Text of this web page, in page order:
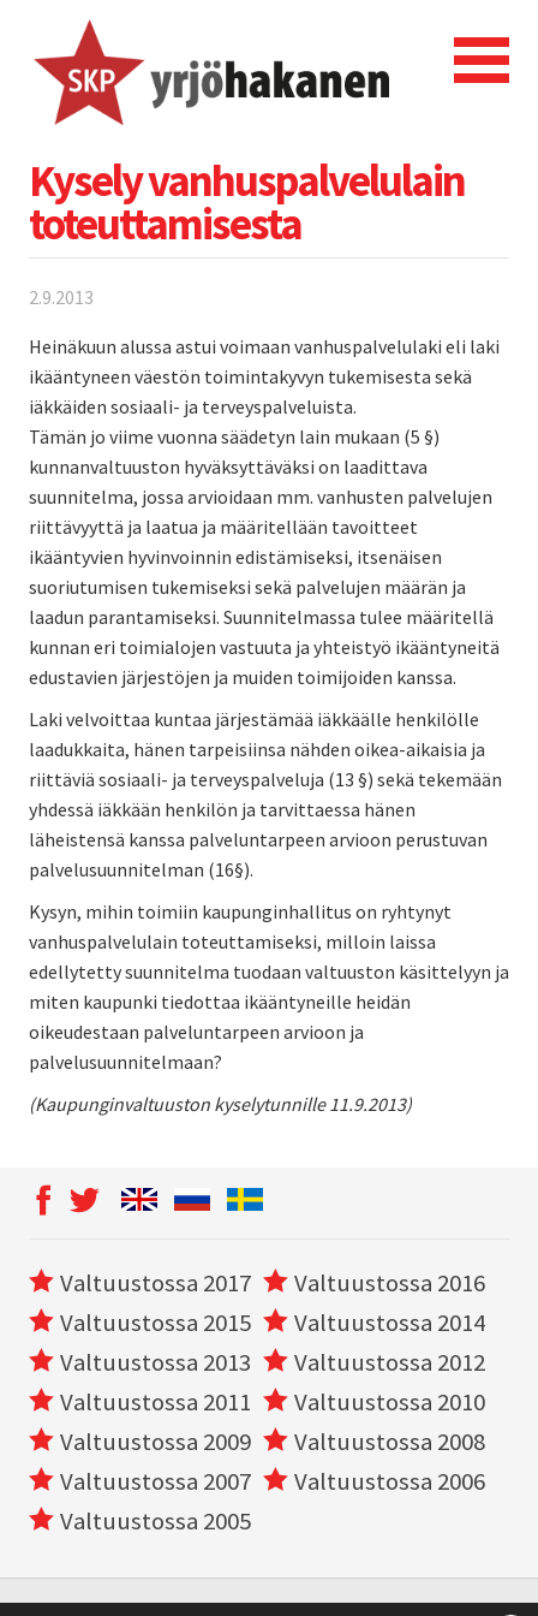
Kysely vanhuspalvelulain
toteuttamisesta
2.9.2013
Heinäkuun alussa astui voimaan vanhuspalvelulaki eli laki
ikääntyneen väestön toimintakyvyn tukemisesta sekä
iäkkäiden sosiaali- ja terveyspalveluista.
Tämän jo viime vuonna säädetyn lain mukaan (5 §)
kunnanvaltuuston hyväksyttäväksi on laadittava
suunnitelma, jossa arvioidaan mm. vanhusten palvelujen
riittävyyttä ja laatua ja määritellään tavoitteet
ikääntyvien hyvinvoinnin edistämiseksi, itsenäisen
suoriutumisen tukemiseksi sekä palvelujen määrän ja
laadun parantamiseksi. Suunnitelmassa tulee määritellä
kunnan eri toimialojen vastuuta ja yhteistyö ikääntyneitä
edustavien järjestöjen ja muiden toimijoiden kanssa.
Laki velvoittaa kuntaa järjestämää iäkkäälle henkilölle
laadukkaita, hänen tarpeisiinsa nähden oikea-aikaisia ja
riittäviä sosiaali- ja terveyspalveluja (13 §) sekä tekemään
yhdessä iäkkään henkilön ja tarvittaessa hänen
läheistensä kanssa palveluntarpeen arvioon perustuvan
palvelusuunnitelman (16§).
Kysyn, mihin toimiin kaupunginhallitus on ryhtynyt
vanhuspalvelulain toteuttamiseksi, milloin laissa
edellytetty suunnitelma tuodaan valtuuston käsittelyyn ja
miten kaupunki tiedottaa ikääntyneille heidän
oikeudestaan palveluntarpeen arvioon ja
palvelusuunnitelmaan?
(Kaupunginvaltuuston kyselytunnille 11.9.2013)
Valtuustossa 2017
Valtuustossa 2016
Valtuustossa 2015
Valtuustossa 2014
Valtuustossa 2013
Valtuustossa 2012
Valtuustossa 2011
Valtuustossa 2010
Valtuustossa 2009
Valtuustossa 2008
Valtuustossa 2007
Valtuustossa 2006
Valtuustossa 2005